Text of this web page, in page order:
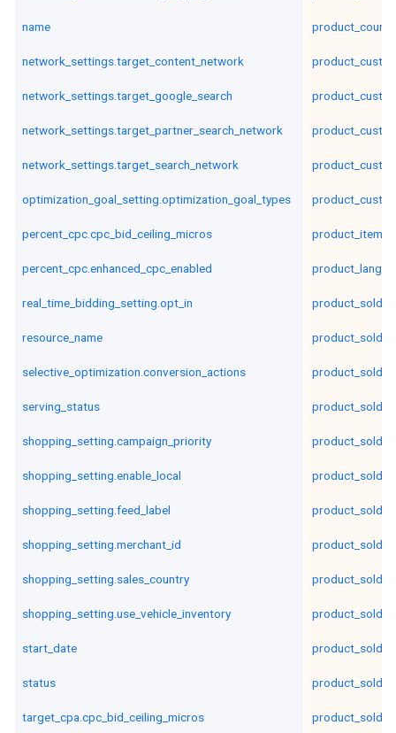
name
network_settings.target_content_network
network_settings.target_google_search
network_settings.target_partner_search_network
network_settings.target_search_network
optimization_goal_setting.optimization_goal_types
percent_cpc.cpc_bid_ceiling_micros
percent_cpc.enhanced_cpc_enabled
real_time_bidding_setting.opt_in
resource_name
selective_optimization.conversion_actions
serving_status
shopping_setting.campaign_priority
shopping_setting.enable_local
shopping_setting.feed_label
shopping_setting.merchant_id
shopping_setting.sales_country
shopping_setting.use_vehicle_inventory
start_date
status
target_cpa.cpc_bid_ceiling_micros